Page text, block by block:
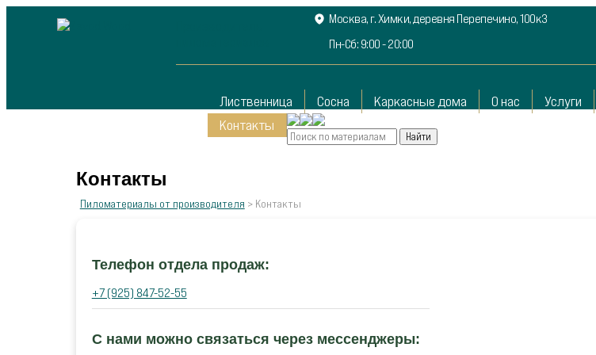
Москва, г. Химки, деревня Перепечино, 100к3
Пн-Сб: 9:00 - 20:00
Лиственница Сосна Каркасные дома О нас Услуги
Контакты
Контакты
Пиломатериалы от производителя > Контакты
Телефон отдела продаж:
+7 (925) 847-52-55
С нами можно связаться через мессенджеры: